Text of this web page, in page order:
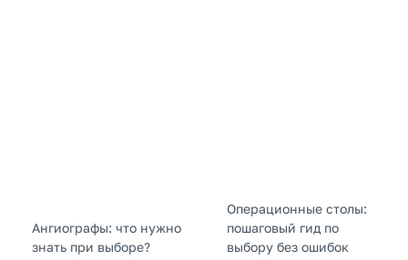
Ангиографы: что нужно
знать при выборе?
Операционные столы:
пошаговый гид по
выбору без ошибок